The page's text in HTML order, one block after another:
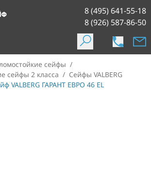
8 (495) 641-55-18
8 (926) 587-86-50
сейфы /
сейфы 2 класса / Сейфы VALBERG
VALBERG ГАРАНТ ЕВРО 46 EL